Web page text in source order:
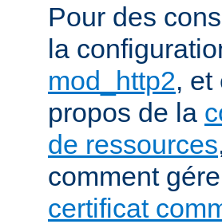
Pour des
la
mod_http2, et
propos de la
de ressources
comment
certificat